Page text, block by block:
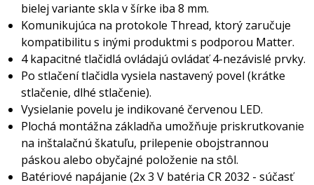
bielej variante skla v šírke iba 8 mm.
Komunikujúca na protokole Thread, ktorý zaručuje
kompatibilitu s inými produktmi s podporou Matter.
4 kapacitné tlačidlá ovládajú ovládať 4-nezávislé prvky.
Po stlačení tlačidla vysiela nastavený povel (krátke
stlačenie, dlhé stlačenie).
Vysielanie povelu je indikované červenou LED.
Plochá montážna základňa umožňuje priskrutkovanie
na inštalačnú škatuľu, prilepenie obojstrannou
páskou alebo obyčajné položenie na stôl.
Batériové napájanie (2x 3 V batéria CR 2032 - súčasť